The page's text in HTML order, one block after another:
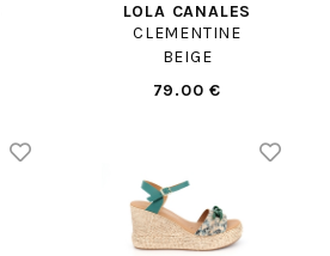
LOLA CANALES
CLEMENTINE
BEIGE
79.00 €